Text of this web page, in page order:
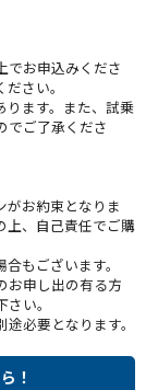
でお申込みくださ
さい。
ります。また、試乗
でご了承くださ
がお約束となりま
上、自己責任でご購
もございます。
お申し出の有る方
い。
必要となります。
！